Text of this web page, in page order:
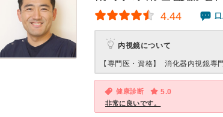
4.44
内視鏡について
【専門医・資格】 消化器内視鏡専
健康診断 5.0
非常に良いです。